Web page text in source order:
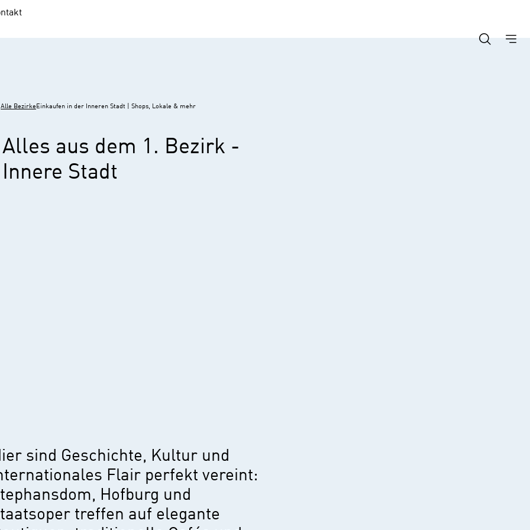
Alle BezirkeEinkaufen in der Inneren Stadt | Shops, Lokale & mehr
Alles aus dem 1. Bezirk -
Innere Stadt
sind Geschichte, Kultur und
Flair perfekt vereint:
Hofburg und
treffen auf elegante